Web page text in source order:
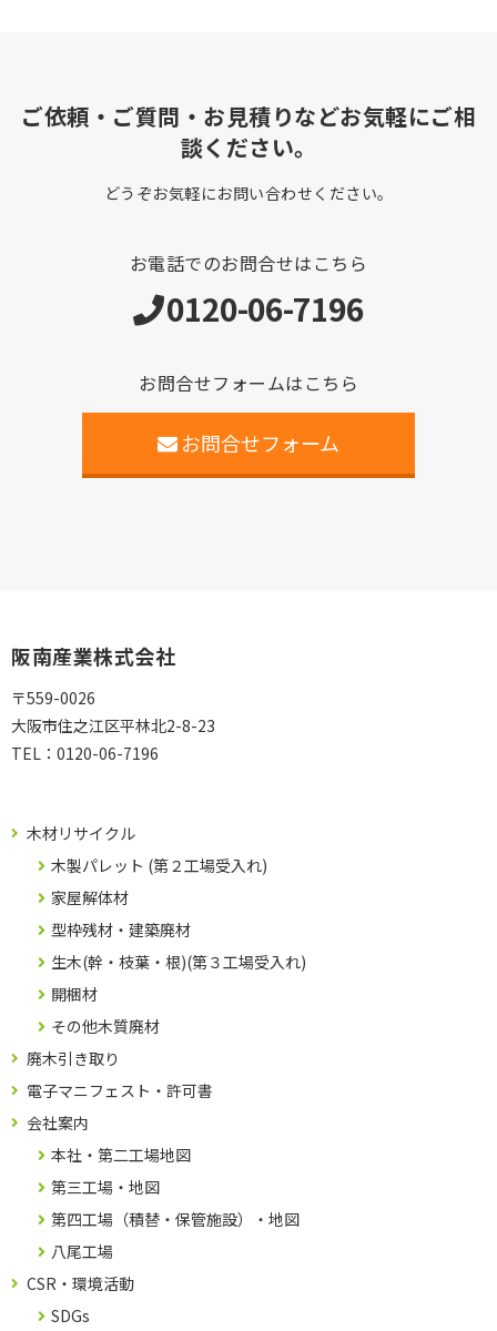
ご依頼・ご質問・お見積りなどお気軽にご相
談ください。
どうぞお気軽にお問い合わせください。
お電話でのお問合せはこちら
0120-06-7196
お問合せフォームはこちら
お問合せフォーム
阪南産業株式会社
〒559-0026
大阪市住之江区平林北2-8-23
TEL： 0120-06-7196
木材リサイクル
木製パレット (第２工場受入れ)
家屋解体材
型枠残材・建築廃材
生木(幹・枝葉・根)(第３工場受入れ)
開梱材
その他木質廃材
廃木引き取り
電子マニフェスト・許可書
会社案内
本社・第二工場地図
第三工場・地図
第四工場（積替・保管施設）・地図
八尾工場
CSR・環境活動
SDGs